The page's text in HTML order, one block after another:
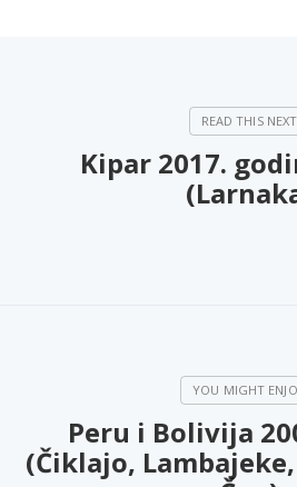
Kipar 2017.
Peru i Bolivija
(Čiklajo,